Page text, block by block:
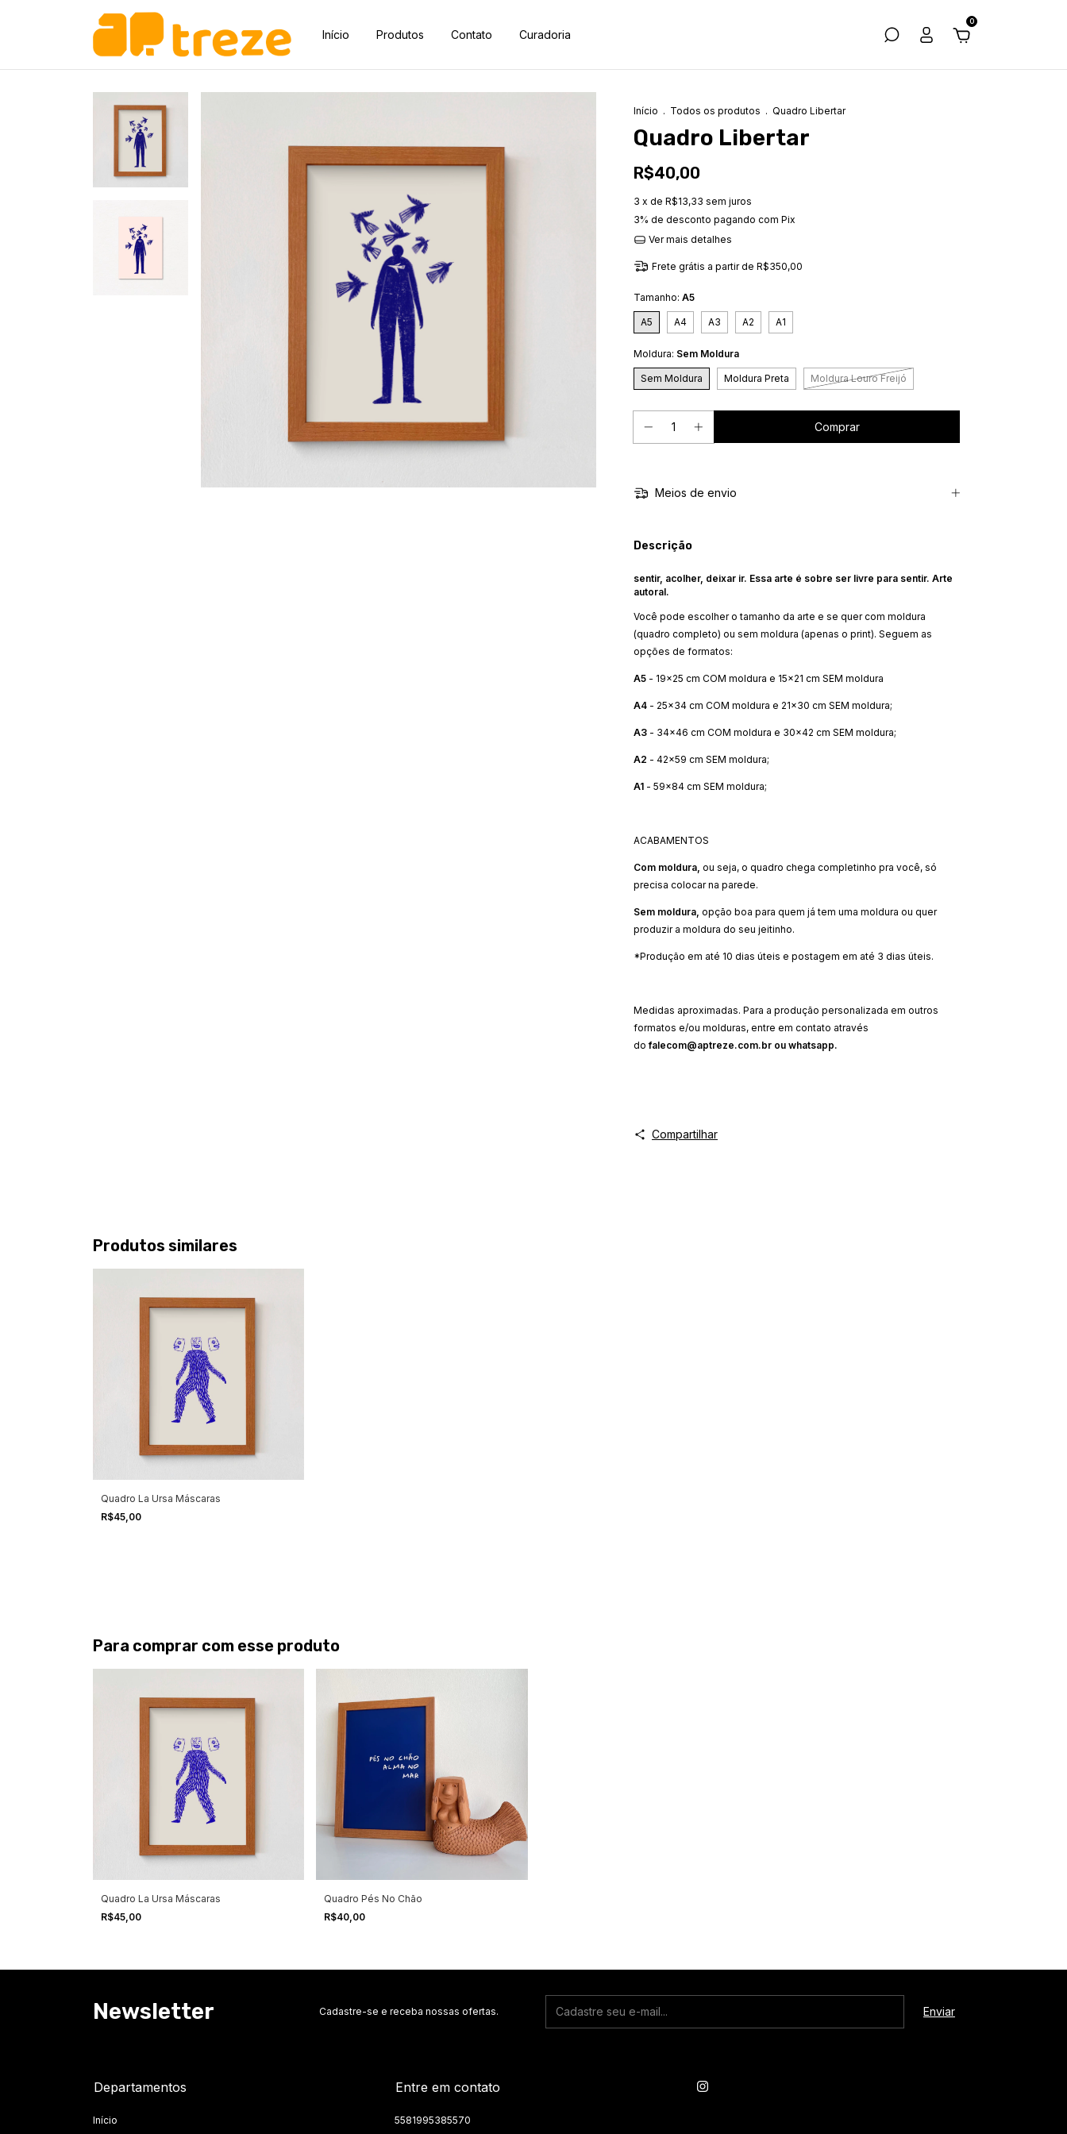
Início Produtos Contato Curadoria
0
Início . Todos os produtos . Quadro Libertar
Quadro Libertar
R$40,00
3 x de R$13,33 sem juros
3% de desconto pagando com Pix
Ver mais detalhes
Frete grátis a partir de R$350,00
Tamanho: A5
A5 A4 A3 A2 A1
Moldura: Sem Moldura
Sem Moldura Moldura Preta Moldura Louro Freijó
Meios de envio
Descrição
sentir, acolher, deixar ir. Essa arte é sobre ser livre para sentir. Arte
autoral.
Você pode escolher o tamanho da arte e se quer com moldura
(quadro completo) ou sem moldura (apenas o print). Seguem as
opções de formatos:
A5 - 19x25 cm COM moldura e 15x21 cm SEM moldura
A4 - 25x34 cm COM moldura e 21x30 cm SEM moldura;
A3 - 34x46 cm COM moldura e 30x42 cm SEM moldura;
A2 - 42x59 cm SEM moldura;
A1 - 59x84 cm SEM moldura;
ACABAMENTOS
Com moldura, ou seja, o quadro chega completinho pra você, só
precisa colocar na parede.
Sem moldura, opção boa para quem já tem uma moldura ou quer
produzir a moldura do seu jeitinho.
*Produção em até 10 dias úteis e postagem em até 3 dias úteis.
Medidas aproximadas. Para a produção personalizada em outros
formatos e/ou molduras, entre em contato através
dofalecom@aptreze.com.br ou whatsapp.
Compartilhar
Produtos similares
Quadro La Ursa Máscaras
R$45,00
Para comprar com esse produto
Quadro La Ursa Máscaras
R$45,00
Quadro Pés No Chão
R$40,00
Newsletter Cadastre-se e receba nossas ofertas.
Departamentos
Início
Entre em contato
5581995385570